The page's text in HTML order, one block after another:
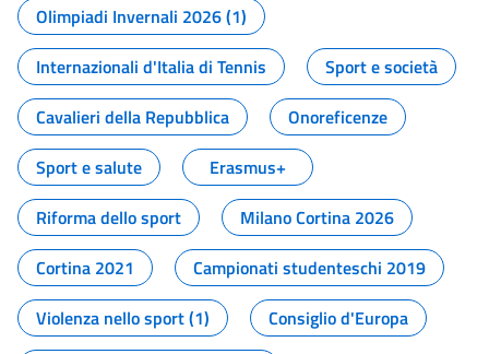
Olimpiadi Invernali 2026 (1)
Internazionali d'Italia di Tennis
Sport e società
Cavalieri della Repubblica
Onoreficenze
Sport e salute
Erasmus+
Riforma dello sport
Milano Cortina 2026
Cortina 2021
Campionati studenteschi 2019
Violenza nello sport (1)
Consiglio d'Europa